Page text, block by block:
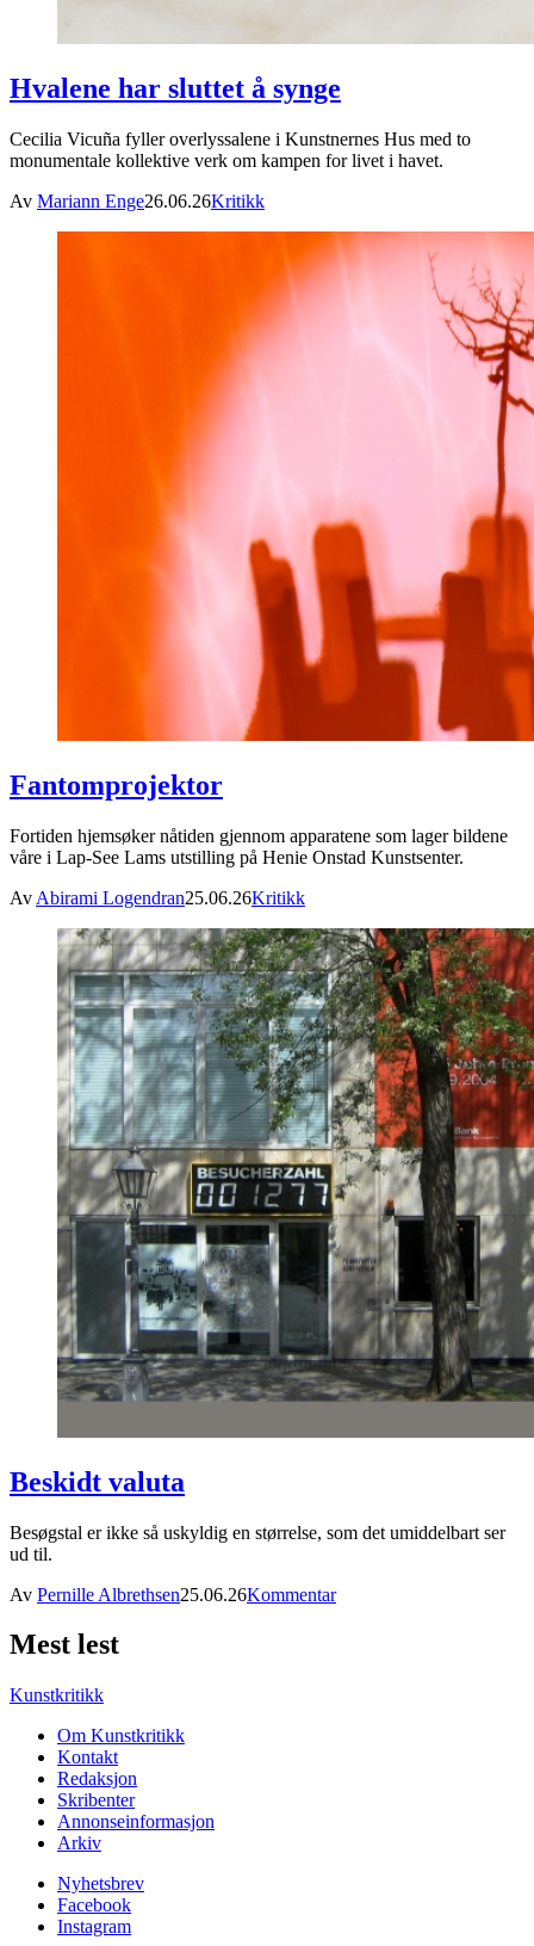
Hvalene har sluttet å synge
Cecilia Vicuña fyller overlyssalene i Kunstnernes Hus med to
monumentale kollektive verk om kampen for livet i havet.
Av Mariann Enge26.06.26Kritikk
Fantomprojektor
Fortiden hjemsøker nåtiden gjennom apparatene som lager bildene
våre i Lap-See Lams utstilling på Henie Onstad Kunstsenter.
Av Abirami Logendran25.06.26Kritikk
Beskidt valuta
Besøgstal er ikke så uskyldig en størrelse, som det umiddelbart ser
ud til.
Av Pernille Albrethsen25.06.26Kommentar
Mest lest
Kunstkritikk
Om Kunstkritikk
Kontakt
Redaksjon
Skribenter
Annonseinformasjon
Arkiv
Nyhetsbrev
Facebook
Instagram